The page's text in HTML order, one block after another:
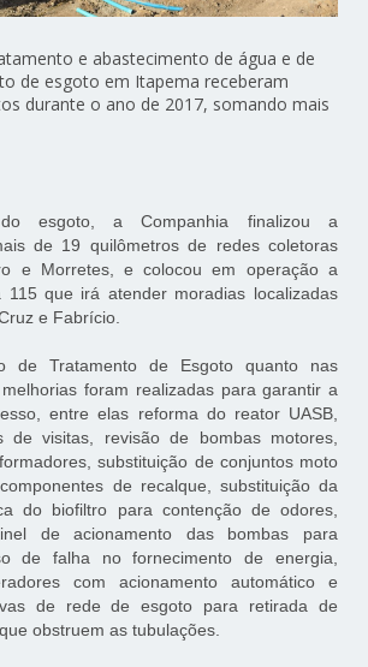
e abastecimento de água e de
de esgoto em Itapema receberam
durante o ano de 2017, somando mais
esgoto, a Companhia finalizou a
de 19 quilômetros de redes coletoras
e Morretes, e colocou em operação a
115 que irá atender moradias localizadas
e Fabrício.
de Tratamento de Esgoto quanto nas
foram realizadas para garantir a
entre elas reforma do reator UASB,
de visitas, revisão de bombas motores,
substituição de conjuntos moto
de recalque, substituição da
do biofiltro para contenção de odores,
de acionamento das bombas para
de falha no fornecimento de energia,
com acionamento automático e
de rede de esgoto para retirada de
obstruem as tubulações.